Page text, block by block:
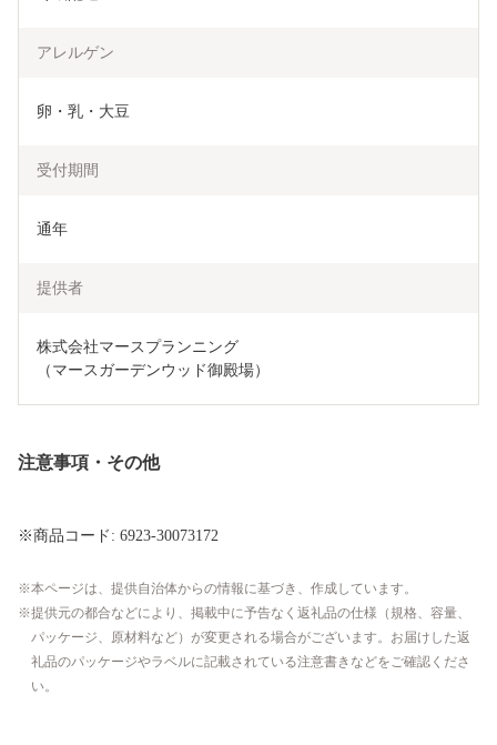
アレルゲン
卵・乳・大豆
受付期間
通年
提供者
株式会社マースプランニング
（マースガーデンウッド御殿場）
注意事項・その他
※商品コード: 6923-30073172
本ページは、提供自治体からの情報に基づき、作成しています。
提供元の都合などにより、掲載中に予告なく返礼品の仕様（規格、容量、
パッケージ、原材料など）が変更される場合がございます。お届けした返
礼品のパッケージやラベルに記載されている注意書きなどをご確認くださ
い。